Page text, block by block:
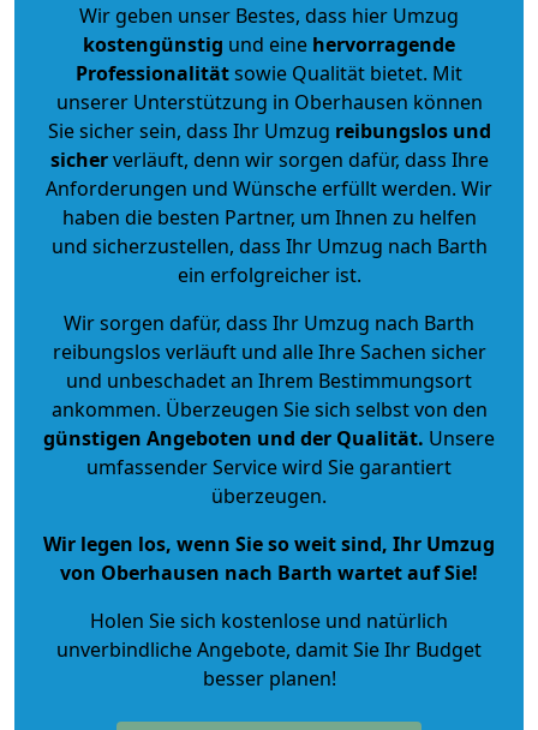
Wir geben unser Bestes, dass hier Umzug
kostengünstig und eine hervorragende
Professionalitätsowie Qualität bietet. Mit
unserer Unterstützung in Oberhausen können
Sie sicher sein, dass Ihr Umzug reibungslos und
sicherverläuft, denn wir sorgen dafür, dass Ihre
Anforderungen und Wünsche erfüllt werden. Wir
haben die besten Partner, um Ihnen zu helfen
und sicherzustellen, dass Ihr Umzug nach Barth
ein erfolgreicher ist.
Wir sorgen dafür, dass Ihr Umzug nach Barth
reibungslos verläuft und alle Ihre Sachen sicher
und unbeschadet an Ihrem Bestimmungsort
ankommen. Überzeugen Sie sich selbst von den
günstigen Angeboten und der Qualität. Unsere
umfassender Service wird Sie garantiert
überzeugen.
Wir legen los, wenn Sie so weit sind, Ihr Umzug
von Oberhausen nach Barth wartet auf Sie!
Holen Sie sich kostenlose und natürlich
unverbindliche Angebote, damit Sie Ihr Budget
besser planen!